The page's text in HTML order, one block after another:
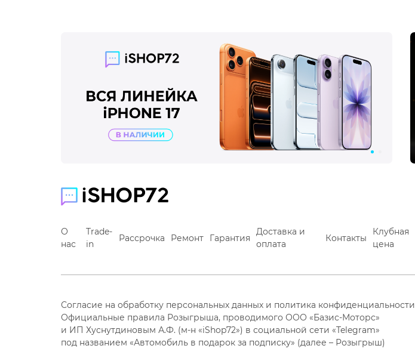
О
нас
Trade-
in
Рассрочка Ремонт Гарантия
Доставка и
оплата
Контакты
Клубная
цена
Согласие на обработку персональных данных и политика конфиденциальности
Официальные правила Розыгрыша, проводимого ООО «Базис-Моторс»
и ИП Хуснутдиновым А.Ф. (м-н «iShop72») в социальной сети «Telegram»
под названием «Автомобиль в подарок за подписку» (далее – Розыгрыш)